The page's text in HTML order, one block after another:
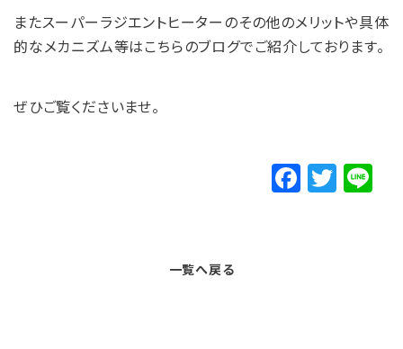
またスーパーラジエントヒーターのその他のメリットや具体
的なメカニズム等はこちらのブログでご紹介しております。
ぜひご覧くださいませ。
F
a
T
w
一覧へ戻る